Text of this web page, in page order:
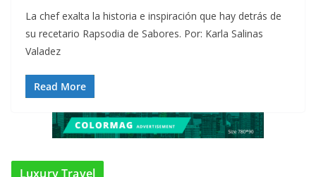
La chef exalta la historia e inspiración que hay detrás de
su recetario Rapsodia de Sabores. Por: Karla Salinas
Valadez
Read More
Luxury Travel